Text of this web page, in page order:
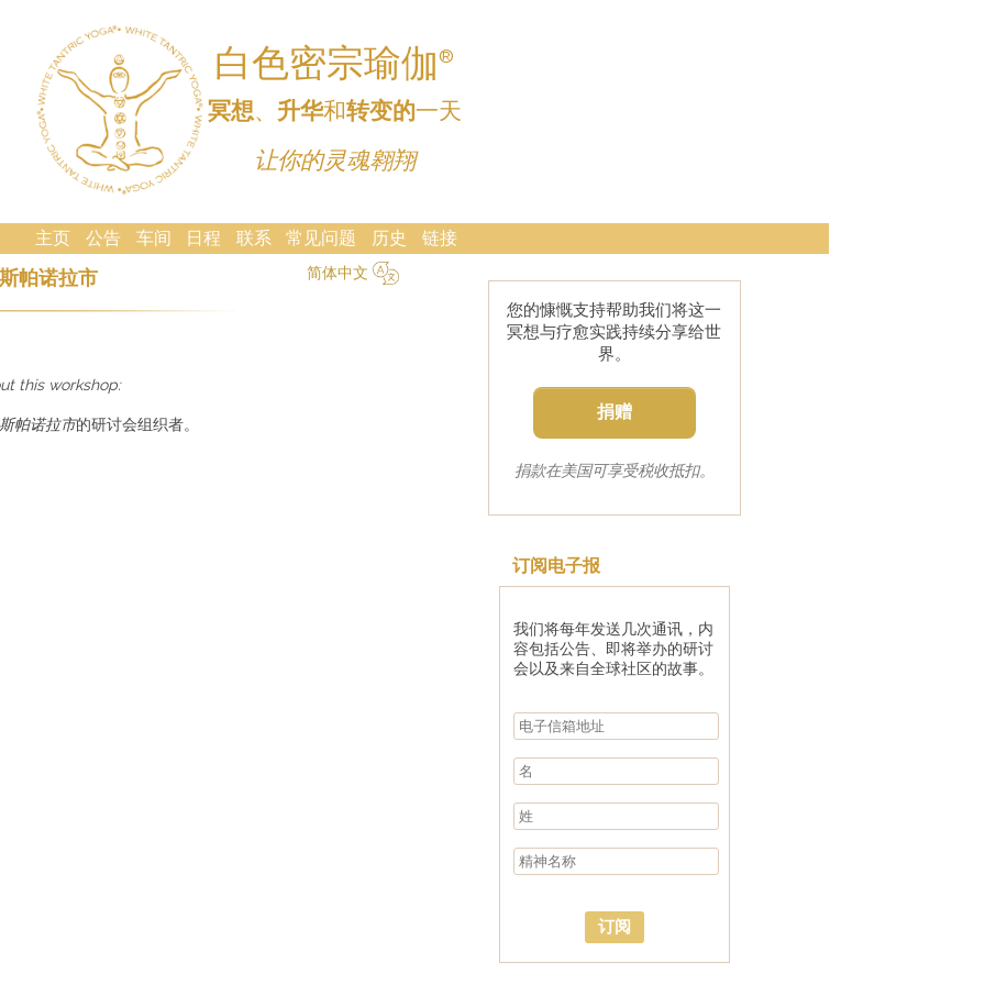
白色密宗瑜伽®
冥想、 升华和转变的一天
让你的灵魂翱翔
主页 公告 车间 日程 联系 常见问题 历史 链接
帕诺拉市
简体中文
this workshop:
帕诺拉市的研讨会组织者。
您的慷慨支持帮助我们将这一
冥想与疗愈实践持续分享给世
界。
捐赠
捐款在美国可享受税收抵扣。
订阅电子报
我们将每年发送几次通讯，内
容包括公告、即将举办的研讨
会以及来自全球社区的故事。
订阅